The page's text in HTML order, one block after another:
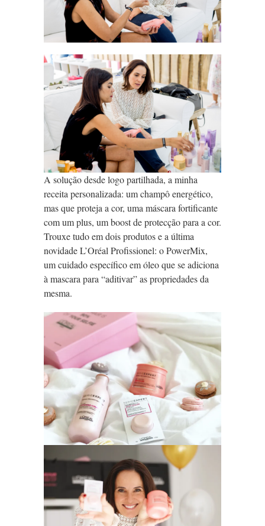
A solução desde logo partilhada, a minha
receita personalizada: um champô energético,
mas que proteja a cor, uma máscara fortificante
com um plus, um boost de protecção para a cor.
Trouxe tudo em dois produtos e a última
novidade L’Oréal Profissionel: o PowerMix,
um cuidado específico em óleo que se adiciona
à mascara para “aditivar” as propriedades da
mesma.